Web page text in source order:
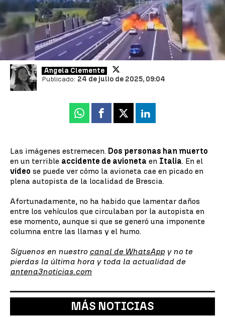
No ha habido que lamentar daños entre los vehículos
que circulaban, pero se ha generado una gran columna
de llamas y humo.
Ángela Clemente
Publicado: 24 de julio de 2025, 09:04
Whatsapp
Facebook
X Linkedin
Las imágenes estremecen. Dos personas han muerto
en un terrible accidente de avioneta en Italia. En el
vídeo se puede ver cómo la avioneta cae en picado en
plena autopista de la localidad de Brescia.
Afortunadamente, no ha habido que lamentar daños
entre los vehículos que circulaban por la autopista en
ese momento, aunque si que se generó una imponente
columna entre las llamas y el humo.
Síguenos en nuestro canal de WhatsApp y no te
pierdas la última hora y toda la actualidad de
antena3noticias.com
MÁS NOTICIAS